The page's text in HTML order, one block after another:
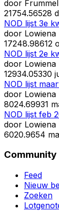
door Frummel
21754.56528
NOD lijst 3e
door Lowiena
17248.98612
NOD lijst 2e
door Lowiena
12934.05330
NOD lijst
door Lowiena
8024.69931
NOD lijst feb
door Lowiena
6020.9654
Community
Feed
Nieuw
Zoeken